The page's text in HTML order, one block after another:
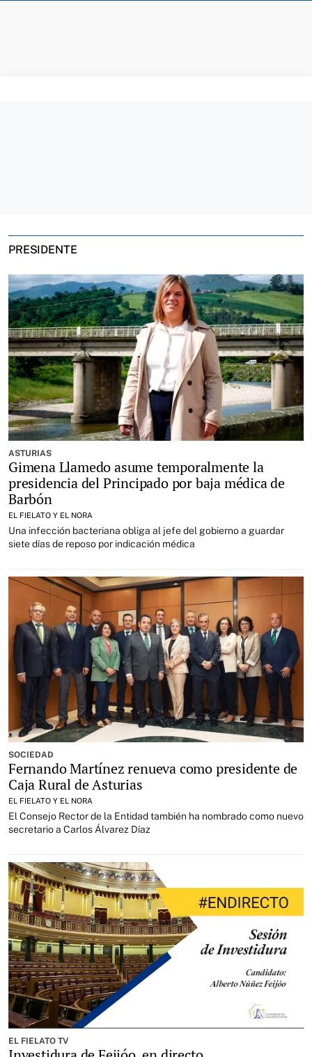
PRESIDENTE
ASTURIAS
Gimena Llamedo asume temporalmente la
presidencia del Principado por baja médica de
Barbón
EL FIELATO Y EL NORA
Una infección bacteriana obliga al jefe del gobierno a guardar
siete días de reposo por indicación médica
SOCIEDAD
Fernando Martínez renueva como presidente de
Caja Rural de Asturias
EL FIELATO Y EL NORA
El Consejo Rector de la Entidad también ha nombrado como nuevo
secretario a Carlos Álvarez Díaz
EL FIELATO TV